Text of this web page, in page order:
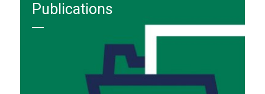
Publications